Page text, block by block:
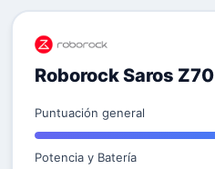
Roborock Saros Z70
Puntuación general
Potencia y Batería